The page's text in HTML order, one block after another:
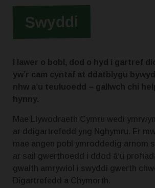
Swyddi
I lawer o bobl, dod o hyd i gartref
yw’r cam cyntaf at ddatblygu
nhw a’u teuluoedd – gallwch chi
hynny.
Mae Llywodraeth Cymru wedi
ar ddigartrefedd yng Nghymru. Er
mae angen pobl ymroddedig arnom
ar sail gwerthoedd i ddod â’u
gwaith amrywiol i swyddi gwerth
Digartrefedd a Chymorth.